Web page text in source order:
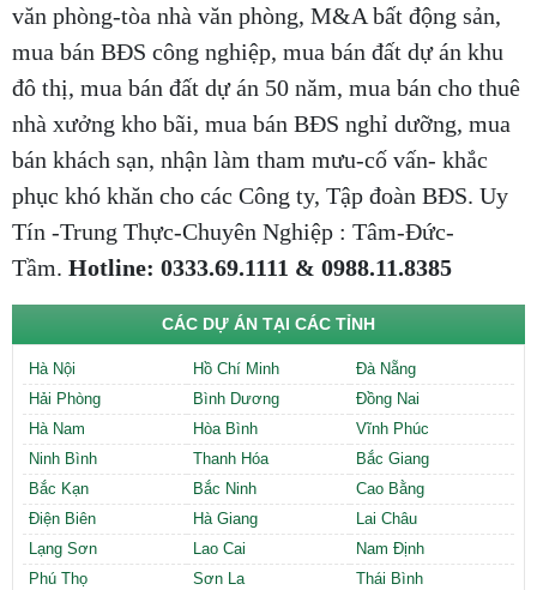
văn phòng-tòa nhà văn phòng, M&A bất động sản,
mua bán BĐS công nghiệp, mua bán đất dự án khu
đô thị, mua bán đất dự án 50 năm, mua bán cho thuê
nhà xưởng kho bãi, mua bán BĐS nghỉ dưỡng, mua
bán khách sạn, nhận làm tham mưu-cố vấn- khắc
phục khó khăn cho các Công ty, Tập đoàn BĐS. Uy
Tín -Trung Thực-Chuyên Nghiệp : Tâm-Đức-
Tầm. Hotline: 0333.69.1111 & 0988.11.8385
CÁC DỰ ÁN TẠI CÁC TỈNH
Hà Nội Hồ Chí Minh
Đà Nẵng
Hải Phòng
Bình Dương
Đồng Nai
Hà Nam
Hòa Bình
Vĩnh Phúc
Ninh Bình
Thanh Hóa
Bắc Giang
Bắc Kạn
Bắc Ninh
Cao Bằng
Điện Biên
Hà Giang
Lai Châu
Lạng Sơn
Lao Cai
Nam Định
Phú Thọ
Sơn La
Thái Bình